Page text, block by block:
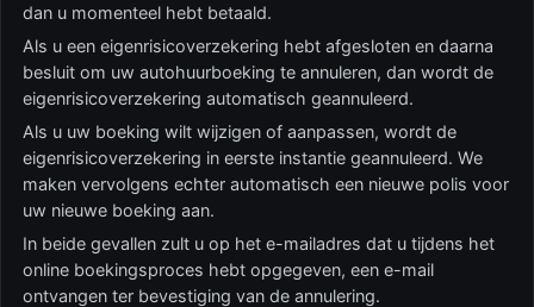
dan u momenteel hebt betaald.
Als u een eigenrisicoverzekering hebt afgesloten en daarna
besluit om uw autohuurboeking te annuleren, dan wordt de
eigenrisicoverzekering automatisch geannuleerd.
Als u uw boeking wilt wijzigen of aanpassen, wordt de
eigenrisicoverzekering in eerste instantie geannuleerd. We
maken vervolgens echter automatisch een nieuwe polis voor
uw nieuwe boeking aan.
In beide gevallen zult u op het e-mailadres dat u tijdens het
online boekingsproces hebt opgegeven, een e-mail
ontvangen ter bevestiging van de annulering.